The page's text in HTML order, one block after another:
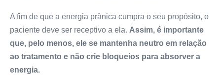
A fim de que a energia prânica cumpra o seu propósito, o
paciente deve ser receptivo a ela. Assim, é importante
que, pelo menos, ele se mantenha neutro em relação
ao tratamento e não crie bloqueios para absorver a
energia.